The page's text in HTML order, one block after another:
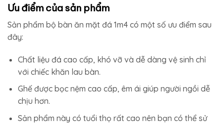
Ưu điểm của sản phẩm
Sản phẩm bộ bàn ăn mặt đá 1m4 có một số ưu điểm sau
đây:
Chất liệu đá cao cấp, khó vỡ và dễ dàng vệ sinh chỉ
với chiếc khăn lau bàn.
Ghế được bọc nệm cao cấp, êm ái giúp người ngồi dễ
chịu hơn.
Sản phẩm này có tuổi thọ rất cao nên bạn có thể sử